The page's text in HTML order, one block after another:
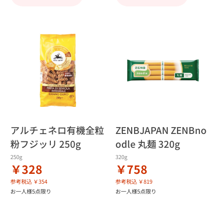
アルチェネロ有機全粒
粉フジッリ 250g
250g
￥328
参考税込 ￥354
お一人様5点限り
ZENBJAPAN ZENBno
odle 丸麺 320g
320g
￥758
参考税込 ￥819
お一人様5点限り